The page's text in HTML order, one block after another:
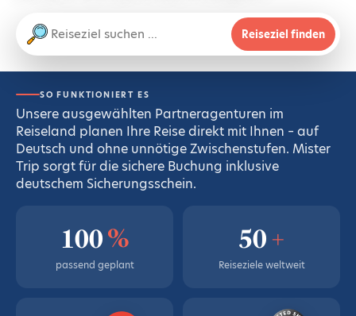
Reiseziel finden
SO FUNKTIONIERT ES
Unsere ausgewählten Partneragenturen im
Reiseland planen Ihre Reise direkt mit Ihnen – auf
Deutsch und ohne unnötige Zwischenstufen. Mister
Trip sorgt für die sichere Buchung inklusive
deutschem Sicherungsschein.
100%
passend geplant
50 +
Reiseziele weltweit